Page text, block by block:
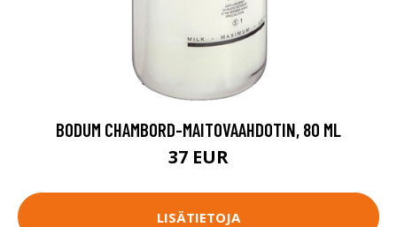
BODUM CHAMBORD-MAITOVAAHDOTIN, 80 ML
37 EUR
LISÄTIETOJA